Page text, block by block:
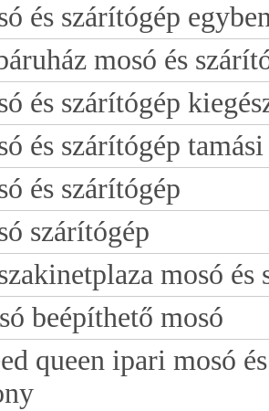
és szárítógép
mosó és
és szárítógép
és szárítógép
és szárítógép
szárítógép
mosó és
beépíthető mosó
queen ipari mosó